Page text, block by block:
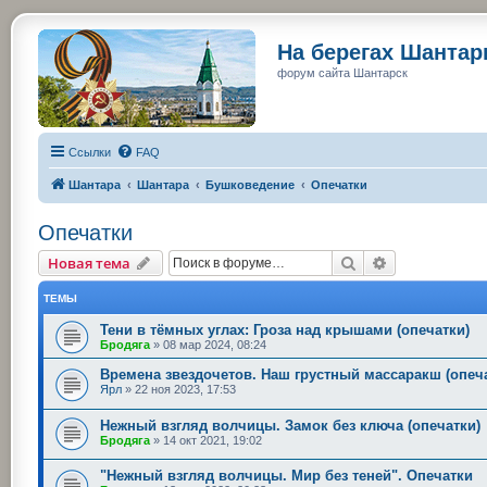
На берегах
форум сайта Шантарск
Ссылки FAQ
Шантара Шантара Бушковедение Опечатки
Опечатки
Новая тема Поиск
ТЕМЫ
Тени в тёмных углах: Гроза над крышами (опечатки)
Бродяга » 08 мар 2024, 08:24
Времена звездочетов. Наш грустный массаракш
Ярл » 22 ноя 2023, 17:53
Нежный взгляд волчицы. Замок без ключа (опечатки)
Бродяга » 14 окт 2021, 19:02
"Нежный взгляд волчицы. Мир без теней". Опечатки